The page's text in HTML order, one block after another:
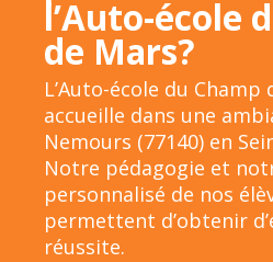
l’Auto-école
de Mars?
L’Auto-école du Champ
accueille dans une
Nemours (77140) en
Notre pédagogie et
personnalisé de nos
permettent d’obtenir
réussite.